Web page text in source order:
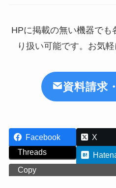
HPに掲載の無い機器でも
り扱い可能です。お気
資料請求
Facebook X
Threads
Copy